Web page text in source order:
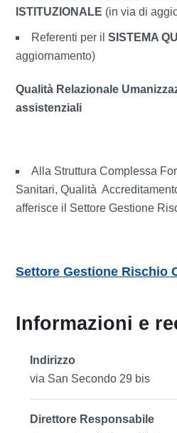
ISTITUZIONALE (in via di
Referenti per ilSISTEMA
aggiornamento)
Qualità Relazionale
assistenziali
Alla Struttura Complessa
Sanitari, Qualità
afferisce il Settore Gestione
Settore Gestione Rischio
Informazioni e
Indirizzo
via San Secondo 29 bis
Direttore Responsabile